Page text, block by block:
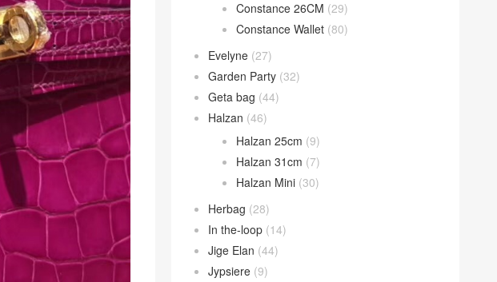
Constance 26CM (29)
Constance Wallet (80)
Evelyne (27)
Garden Party (32)
Geta bag (44)
Halzan (46)
Halzan 25cm (9)
Halzan 31cm (7)
Halzan Mini (30)
Herbag (28)
In the-loop (14)
Jige Elan (44)
Jypsiere (9)